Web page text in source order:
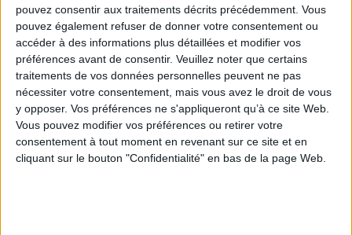
pouvez consentir aux traitements décrits précédemment. Vous
pouvez également refuser de donner votre consentement ou
accéder à des informations plus détaillées et modifier vos
préférences avant de consentir. Veuillez noter que certains
traitements de vos données personnelles peuvent ne pas
nécessiter votre consentement, mais vous avez le droit de vous
y opposer. Vos préférences ne s'appliqueront qu’à ce site Web.
Vous pouvez modifier vos préférences ou retirer votre
consentement à tout moment en revenant sur ce site et en
cliquant sur le bouton "Confidentialité" en bas de la page Web.
Archivage physique et électronique : enjeux, méthodes et
outils
Stratégie data : tirez profit de l’intelligence des
données
LES DERNIÈRES PARUTIONS